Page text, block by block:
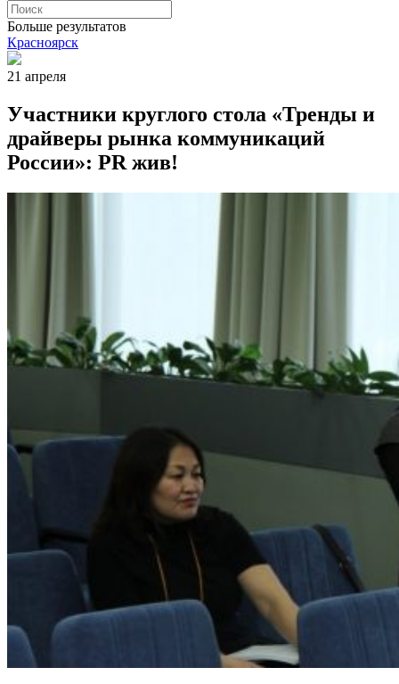
Больше результатов
Красноярск
21 апреля
Участники круглого стола «Тренды и
драйверы рынка коммуникаций
России»: PR жив!